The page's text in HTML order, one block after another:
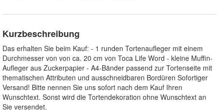
Kurzbeschreibung
Das erhalten Sie beim Kauf: - 1 runden Tortenaufleger mit einem
Durchmesser von von ca. 20 cm von Toca Life Word - kleine Muffin-
Aufleger aus Zuckerpapier - A4-Bänder passend zur Tortenseite mit
thematischen Attributen und ausschneidbaren Bordüren Sofortiger
Versand! Bitte nennen Sie uns sofort nach dem Kauf Ihren
Wunschtext. Sonst wird die Tortendekoration ohne Wunschtext an
Sie versendet.